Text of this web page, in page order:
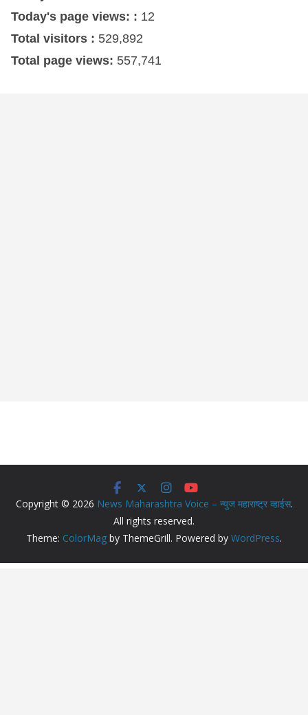
Today's page views: : 12
Total visitors : 529,892
Total page views: 557,741
Copyright © 2026 News Maharashtra Voice – न्युज महाराष्ट्र व्हाईस.
All rights reserved.
Theme: ColorMag by ThemeGrill. Powered by WordPress.